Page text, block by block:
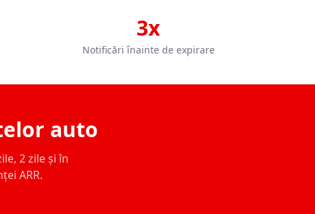
3x
Notificări înainte de expirare
auto
2 zile și în
ARR.